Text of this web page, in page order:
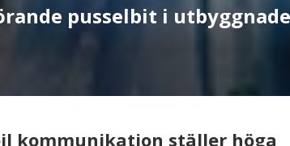
pusselbit i
kommunikation ställer höga